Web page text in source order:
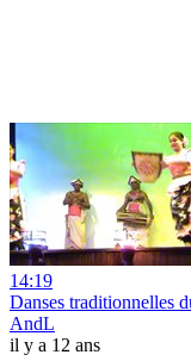
14:19
Danses traditionnelles
AndL
il y a 12 ans